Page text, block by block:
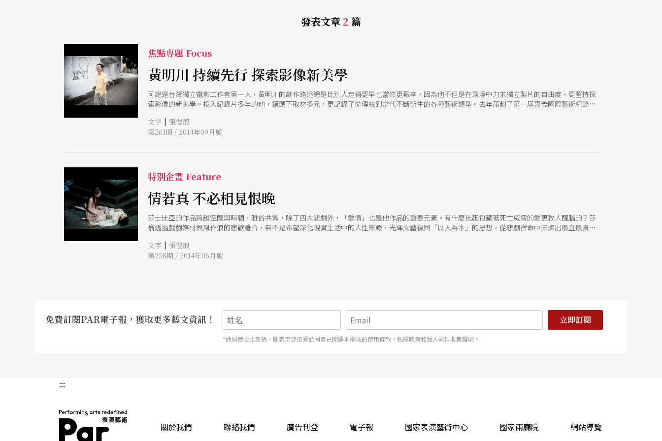
發表文章 2 篇
焦點專題 Focus
黃明川 持續先行 探索影像新美學
可說是台灣獨立電影工作者第一人，黃明川的創作路途總是比別人走得更早也當然更艱辛，因為他不但是在環境中力求獨立製片的自由度，更堅持探
索影像的新美學。投入紀錄片多年的他，鏡頭下取材多元，更記錄了從傳統到當代不斷衍生的各種藝術類型。去年策劃了第一屆嘉義國際藝術紀錄片
文字 | 張愷殷
第261期 / 2014年09月號
特別企畫 Feature
情若真 不必相見恨晚
莎士比亞的作品跨越空間與時間，雅俗共賞，除了四大悲劇外，「愛情」也是他作品的重要元素。有什麼比起包藏著死亡威脅的愛更教人醒腦的？莎
翁透過戲劇媒材興風作浪的悲歡離合，無不是希望深化現實生活中的人性尊嚴，光輝文藝復興「以人為本」的思想，從悲劇宿命中淬煉出最直最真的
文字 | 張愷殷
第258期 / 2014年06月號
免費訂閱PAR電子報，獲取更多藝文資訊！ 立即訂閱
*通過遞交此表格，即表示您接受並同意已閱讀本網站的使用條款，私隱政策和個人資料收集聲明。
:::
關於我們 聯絡我們 廣告刊登 電子報 國家表演藝術中心 國家兩廳院 網站導覽